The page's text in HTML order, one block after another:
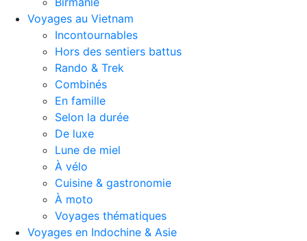
Voyages au Vietnam
Incontournables
Hors des sentiers battus
Rando & Trek
Combinés
En famille
Selon la durée
De luxe
Lune de miel
À vélo
Cuisine & gastronomie
À moto
Voyages thématiques
Voyages en Indochine & Asie